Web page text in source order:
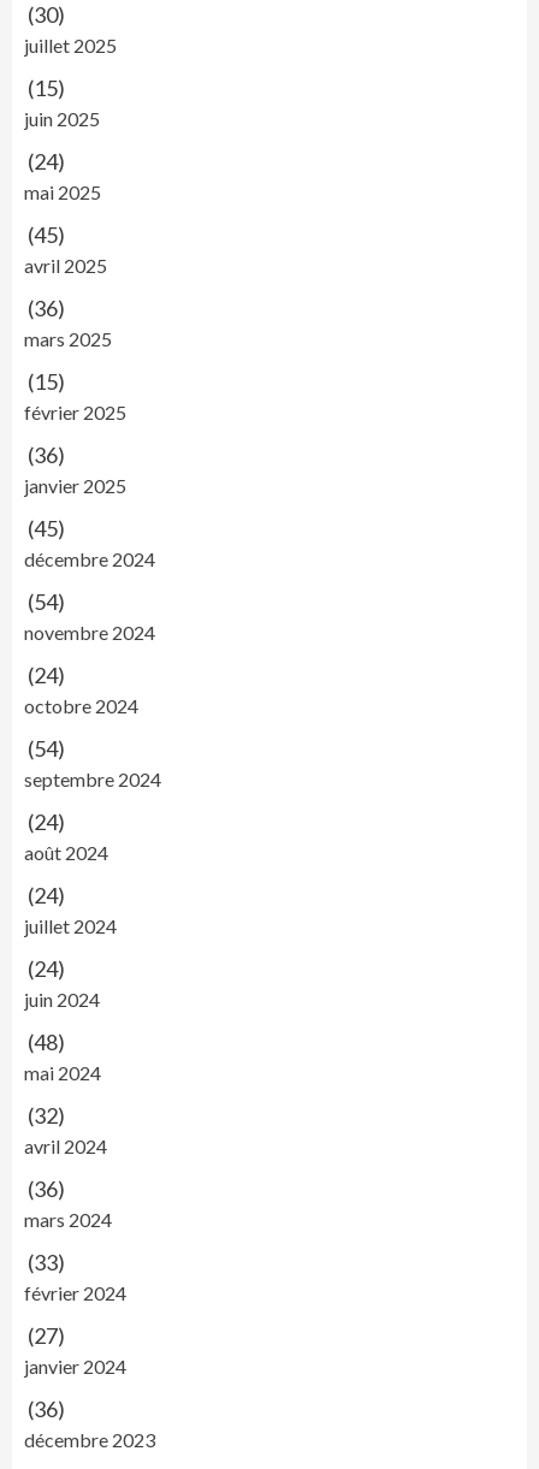
(30)
juillet 2025
(15)
juin 2025
(24)
mai 2025
(45)
avril 2025
(36)
mars 2025
(15)
février 2025
(36)
janvier 2025
(45)
décembre 2024
(54)
novembre 2024
(24)
octobre 2024
(54)
septembre 2024
(24)
août 2024
(24)
juillet 2024
(24)
juin 2024
(48)
mai 2024
(32)
avril 2024
(36)
mars 2024
(33)
février 2024
(27)
janvier 2024
(36)
décembre 2023